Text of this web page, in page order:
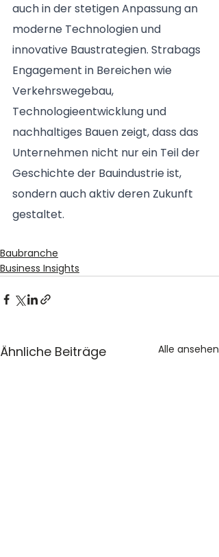
auch in der stetigen Anpassung an
moderne Technologien und
innovative Baustrategien. Strabags
Engagement in Bereichen wie
Verkehrswegebau,
Technologieentwicklung und
nachhaltiges Bauen zeigt, dass das
Unternehmen nicht nur ein Teil der
Geschichte der Bauindustrie ist,
sondern auch aktiv deren Zukunft
gestaltet.
Baubranche
Business Insights
Ähnliche Beiträge Alle ansehen